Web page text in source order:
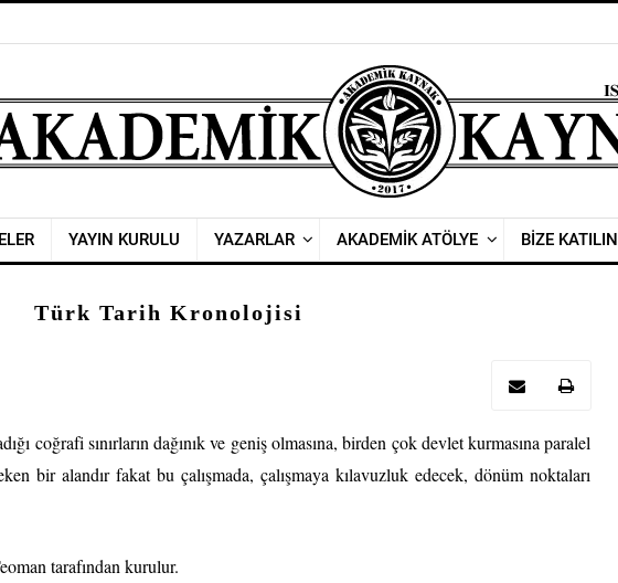
YAYIN KURULU YAZARLAR AKADEMİK ATÖLYE BİZE KATILIN
Türk Tarih Kronolojisi
coğrafi sınırların dağınık ve geniş olmasına, birden çok devlet kurmasına paralel
bir alandır fakat bu çalışmada, çalışmaya kılavuzluk edecek, dönüm noktaları
tarafından kurulur.